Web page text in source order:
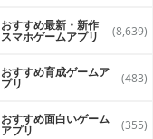
おすすめ最新・新作
スマホゲームアプリ (8,639)
おすすめ育成ゲームア
プリ (483)
おすすめ面白いゲーム
アプリ (355)